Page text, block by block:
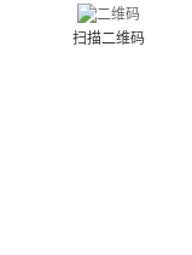
栏栅栏
环保复合材料
扫描二维码